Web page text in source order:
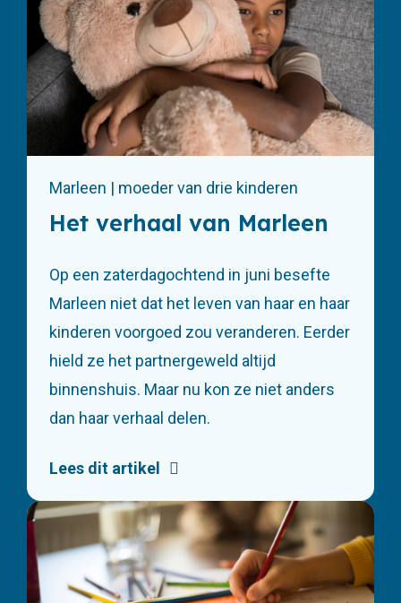
Marleen | moeder van drie kinderen
Het verhaal van Marleen
Op een zaterdagochtend in juni besefte
Marleen niet dat het leven van haar en haar
kinderen voorgoed zou veranderen. Eerder
hield ze het partnergeweld altijd
binnenshuis. Maar nu kon ze niet anders
dan haar verhaal delen.
Lees dit artikel